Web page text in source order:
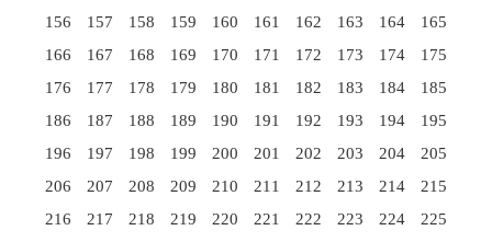
156
157 158 159 160 161 162 163 164
165
166
167 168 169 170 171 172 173 174
175
176
177 178 179 180 181 182 183 184
185
186
187 188 189 190 191 192 193 194
195
196
197 198 199 200 201 202 203 204
205
206
207 208 209 210 211 212 213 214
215
216
217 218 219 220 221 222 223 224
225